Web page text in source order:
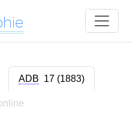
ADB 17 (1883)